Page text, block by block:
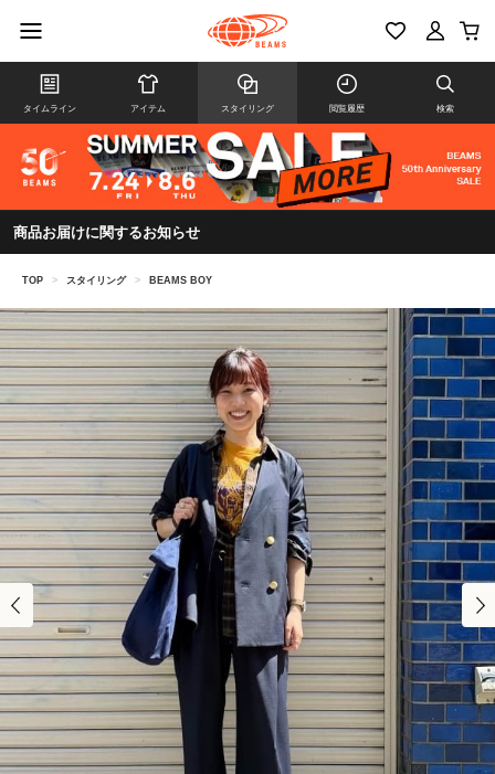
タイムライン アイテム スタイリング 閲覧履歴 検索
商品お届けに関するお知らせ
TOP > スタイリング > BEAMS BOY